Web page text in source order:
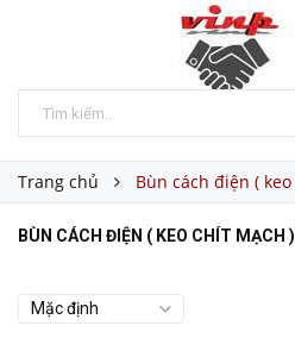
Trang chủ Bùn cách điện (
BÙN CÁCH ĐIỆN ( KEO CHÍT MẠCH